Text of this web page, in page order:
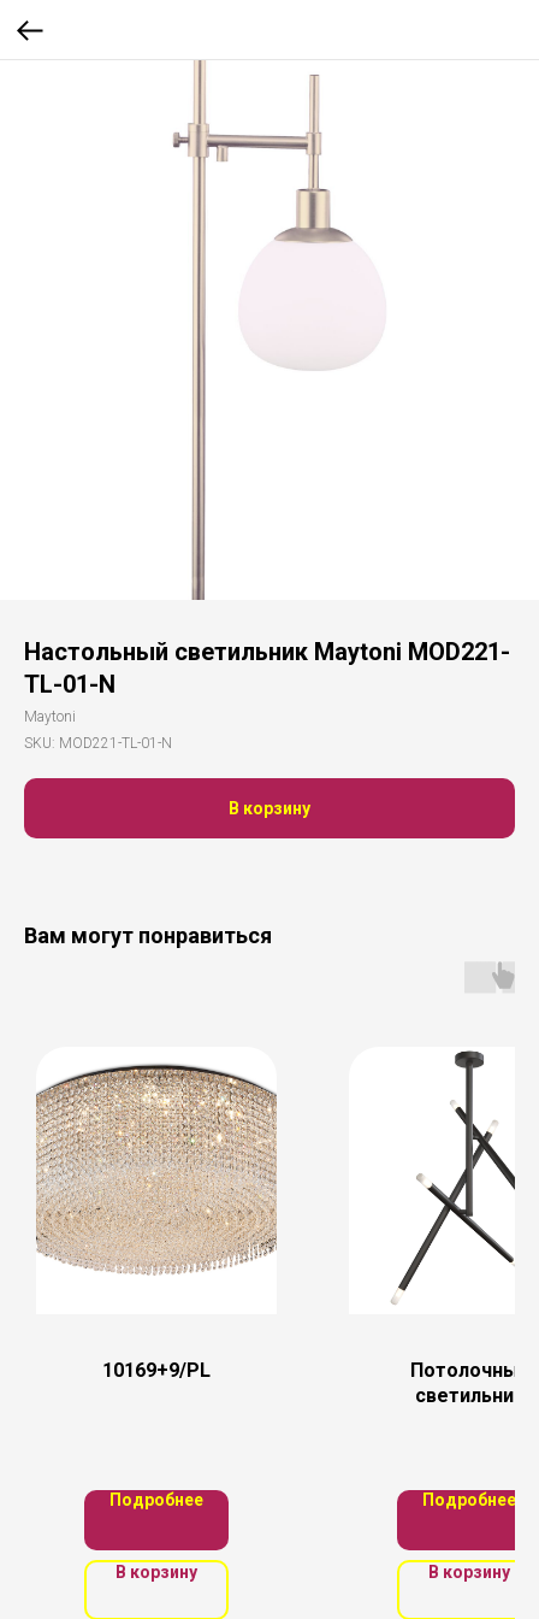
Настольный светильник Maytoni MOD221-
TL-01-N
Maytoni
SKU: MOD221-TL-01-N
В корзину
Вам могут понравиться
10169+9/PL
Подробнее
В корзину
Потолочный
светильник
Подробнее
В корзину